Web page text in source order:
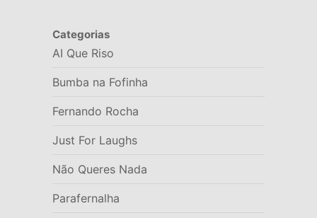
Categorias
AI Que Riso
Bumba na Fofinha
Fernando Rocha
Just For Laughs
Não Queres Nada
Parafernalha